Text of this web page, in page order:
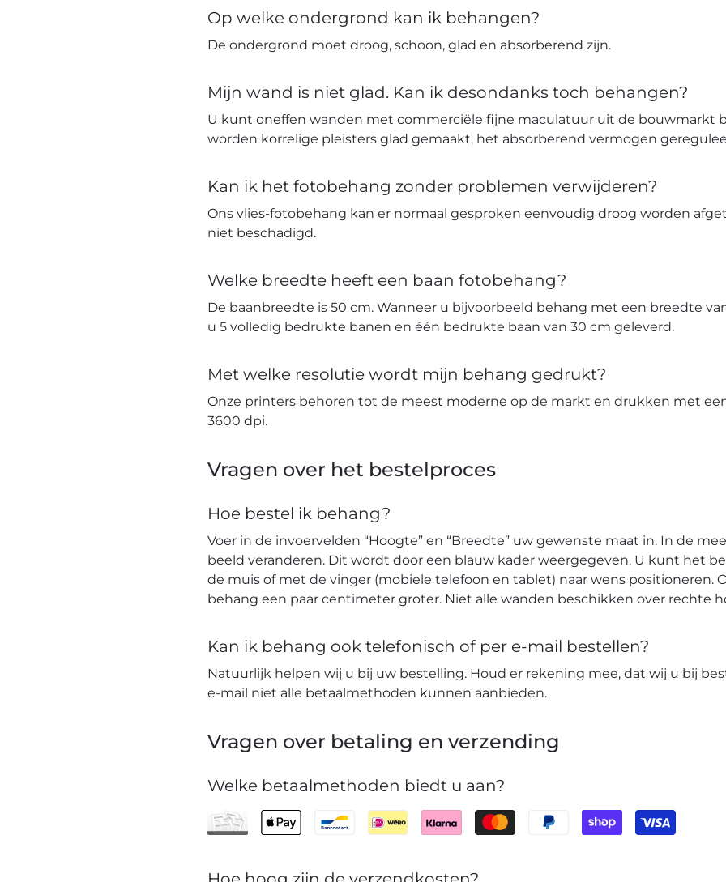
Op welke ondergrond kan ik behangen?
De ondergrond moet droog, schoon, glad en absorberend zijn.
Mijn wand is niet glad. Kan ik desondanks toch behangen?
U kunt oneffen wanden met commerciële fijne maculatuur uit de bouwmarkt
worden korrelige pleisters glad gemaakt, het absorberend vermogen
Kan ik het fotobehang zonder problemen verwijderen?
Ons vlies-fotobehang kan er normaal gesproken eenvoudig droog worden
niet beschadigd.
Welke breedte heeft een baan fotobehang?
De baanbreedte is 50 cm. Wanneer u bijvoorbeeld behang met een breedte
u 5 volledig bedrukte banen en één bedrukte baan van 30 cm geleverd.
Met welke resolutie wordt mijn behang gedrukt?
Onze printers behoren tot de meest moderne op de markt en drukken met
3600 dpi.
Vragen over het bestelproces
Hoe bestel ik behang?
Voer in de invoervelden “Hoogte” en “Breedte” uw gewenste maat in. In de
beeld veranderen. Dit wordt door een blauw kader weergegeven. U kunt het
de muis of met de vinger (mobiele telefoon en tablet) naar wens positioneren.
behang een paar centimeter groter. Niet alle wanden beschikken over rechte
Kan ik behang ook telefonisch of per e-mail bestellen?
Natuurlijk helpen wij u bij uw bestelling. Houd er rekening mee, dat wij u bij
e-mail niet alle betaalmethoden kunnen aanbieden.
Vragen over betaling en verzending
Welke betaalmethoden biedt u aan?